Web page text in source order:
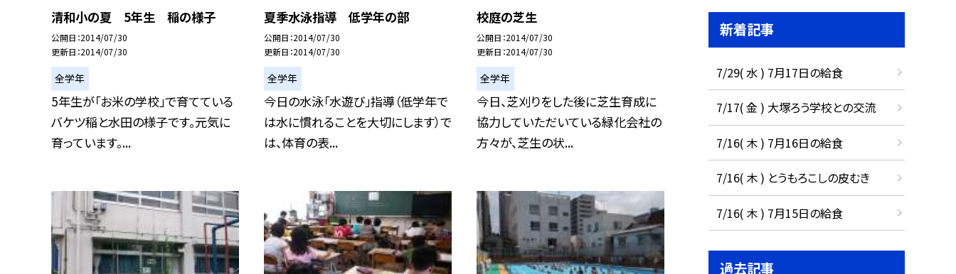
清和小の夏 5年生 稲の様子
公開日 2014/07/30
更新日 2014/07/30
全学年
5年生が「お米の学校」で育てている
バケツ稲と水田の様子です。元気に
育っています。...
夏季水泳指導 低学年の部
公開日 2014/07/30
更新日 2014/07/30
全学年
今日の水泳「水遊び」指導（低学年で
は水に慣れることを大切にします）で
は、体育の表...
校庭の芝生
公開日 2014/07/30
更新日 2014/07/30
全学年
今日、芝刈りをした後に芝生育成に
協力していただいている緑化会社の
方々が、芝生の状...
新着記事
7/29( 水 ) 7月17日の給食
7/17( 金 ) 大塚ろう学校との交流
7/16( 木 ) 7月16日の給食
7/16( 木 ) とうもろこしの皮むき
7/16( 木 ) 7月15日の給食
過去記事